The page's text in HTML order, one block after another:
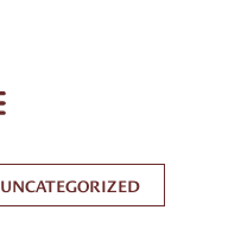
UNCATEGORIZED